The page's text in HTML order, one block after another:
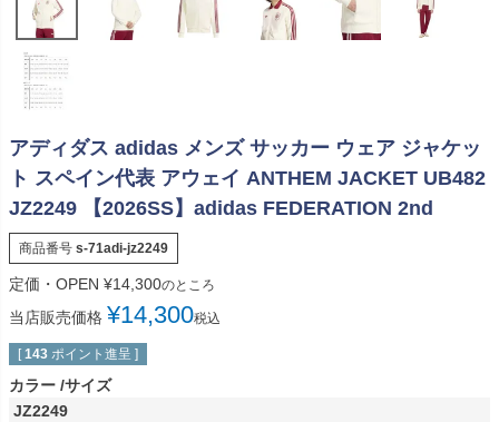
アディダス adidas メンズ サッカー ウェア ジャケッ
ト スペイン代表 アウェイ ANTHEM JACKET UB482
JZ2249 【2026SS】adidas FEDERATION 2nd
商品番号 s-71adi-jz2249
定価・OPEN ¥14,300のところ
当店販売価格 ¥14,300税込
[ 143 ポイント進呈 ]
カラー サイズ
JZ2249